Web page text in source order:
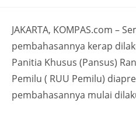
JAKARTA, KOMPAS.com –
pembahasannya kerap
Panitia Khusus (Pansus)
Pemilu ( RUU Pemilu)
pembahasannya mulai